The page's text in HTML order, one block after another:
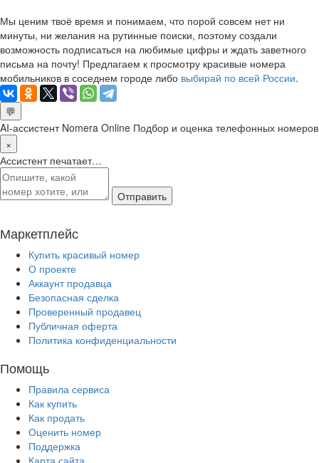
Мы ценим твоё время и понимаем, что порой совсем нет ни
минуты, ни желания на рутинные поиски, поэтому создали
возможность подписаться на любимые цифры и ждать заветного
письма на почту! Предлагаем к просмотру красивые номера
мобильников в соседнем городе либо выбирай по всей России.
💬
AI-ассистент Nomera Online Подбор и оценка телефонных номеров
×
Ассистент печатает…
Отправить
Маркетплейс
Купить красивый номер
О проекте
Аккаунт продавца
Безопасная сделка
Проверенный продавец
Публичная оферта
Политика конфиденциальности
Помощь
Правила сервиса
Как купить
Как продать
Оценить номер
Поддержка
Карта сайта